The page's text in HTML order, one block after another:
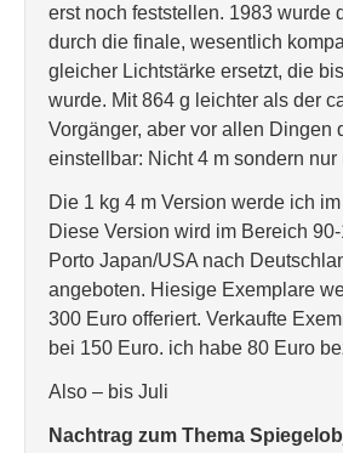
erst noch feststellen. 1983 wurde
durch die finale, wesentlich
gleicher Lichtstärke ersetzt, die
wurde. Mit 864 g leichter als der
Vorgänger, aber vor allen Dingen
einstellbar: Nicht 4 m sondern nur
Die 1 kg 4 m Version werde ich
Diese Version wird im Bereich
Porto Japan/USA nach
angeboten. Hiesige Exemplare
300 Euro offeriert. Verkaufte
bei 150 Euro. ich habe 80 Euro
Also – bis Juli
Nachtrag zum Thema